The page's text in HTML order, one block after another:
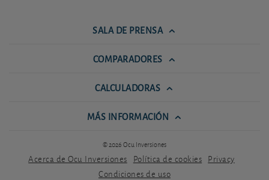
SALA DE PRENSA
COMPARADORES
CALCULADORAS
MÁS INFORMACIÓN
© 2026 Ocu Inversiones
Acerca de Ocu Inversiones Política de cookies Privacy
Condiciones de uso